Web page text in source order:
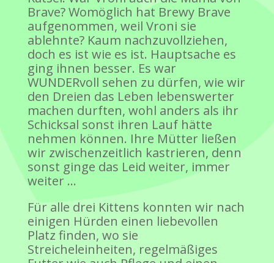
Brave? Womöglich hat Brewy Brave
aufgenommen, weil Vroni sie
ablehnte? Kaum nachzuvollziehen,
doch es ist wie es ist. Hauptsache es
ging ihnen besser. Es war
WUNDERvoll sehen zu dürfen, wie wir
den Dreien das Leben lebenswerter
machen durften, wohl anders als ihr
Schicksal sonst ihren Lauf hätte
nehmen können. Ihre Mütter ließen
wir zwischenzeitlich kastrieren, denn
sonst ginge das Leid weiter, immer
weiter …
Für alle drei Kittens konnten wir nach
einigen Hürden einen liebevollen
Platz finden, wo sie
Streicheleinheiten, regelmäßiges